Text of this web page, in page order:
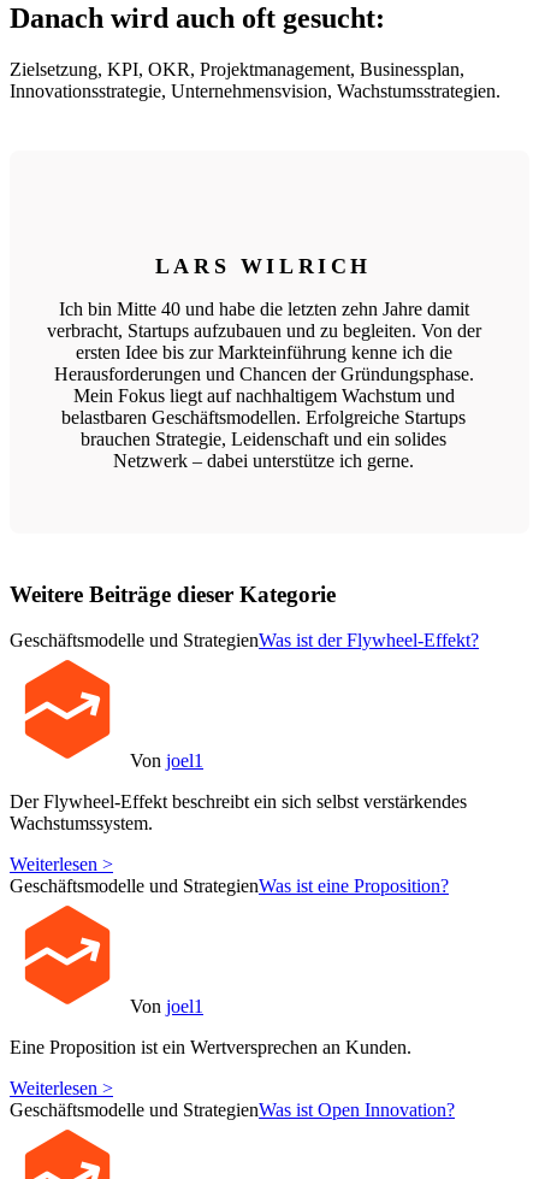
Danach wird auch oft gesucht:
Zielsetzung, KPI, OKR, Projektmanagement, Businessplan,
Innovationsstrategie, Unternehmensvision, Wachstumsstrategien.
LARS WILRICH
Ich bin Mitte 40 und habe die letzten zehn Jahre damit
verbracht, Startups aufzubauen und zu begleiten. Von der
ersten Idee bis zur Markteinführung kenne ich die
Herausforderungen und Chancen der Gründungsphase.
Mein Fokus liegt auf nachhaltigem Wachstum und
belastbaren Geschäftsmodellen. Erfolgreiche Startups
brauchen Strategie, Leidenschaft und ein solides
Netzwerk – dabei unterstütze ich gerne.
Weitere Beiträge dieser Kategorie
Geschäftsmodelle und StrategienWas ist der Flywheel-Effekt?
Von joel1
Der Flywheel-Effekt beschreibt ein sich selbst verstärkendes
Wachstumssystem.
Weiterlesen >
Geschäftsmodelle und StrategienWas ist eine Proposition?
Von joel1
Eine Proposition ist ein Wertversprechen an Kunden.
Weiterlesen >
Geschäftsmodelle und StrategienWas ist Open Innovation?